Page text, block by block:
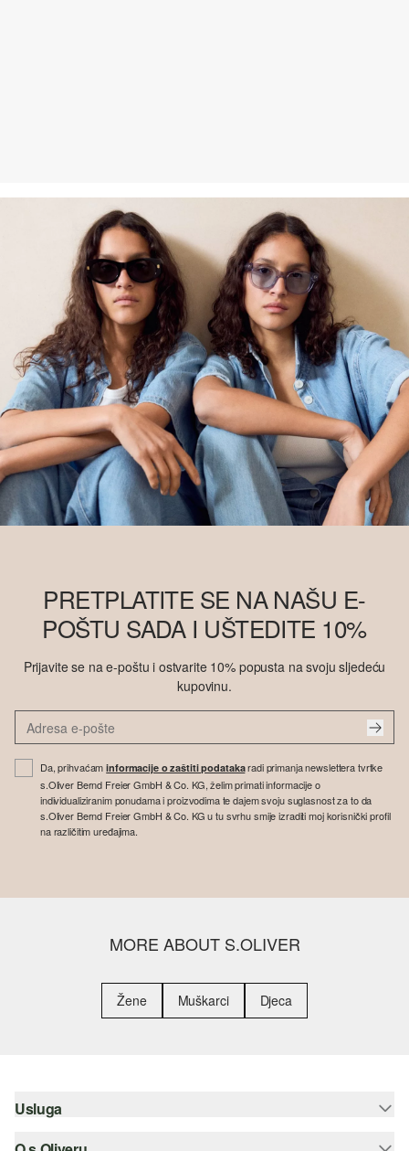
PRETPLATITE SE NA NAŠU E-
POŠTU SADA I UŠTEDITE 10%
Prijavite se na e-poštu i ostvarite 10% popusta na svoju sljedeću
kupovinu.
Da, prihvaćaminformacije o zaštiti podatakaradi primanja newslettera tvrtke
s.Oliver Bernd Freier GmbH & Co. KG, želim primati informacije o
individualiziranim ponudama i proizvodima te dajem svoju suglasnost za to da
s.Oliver Bernd Freier GmbH & Co. KG u tu svrhu smije izraditi moj korisnički profil
na različitim uređajima.
MORE ABOUT S.OLIVER
Žene Muškarci Djeca
Usluga